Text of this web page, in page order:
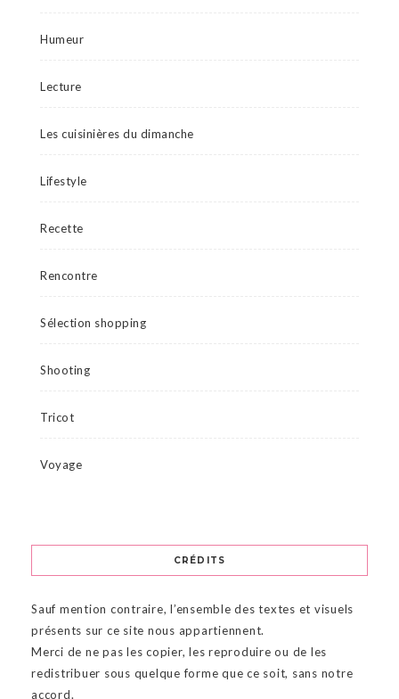
Humeur
Lecture
Les cuisinières du dimanche
Lifestyle
Recette
Rencontre
Sélection shopping
Shooting
Tricot
Voyage
CRÉDITS
Sauf mention contraire, l’ensemble des textes et visuels
présents sur ce site nous appartiennent.
Merci de ne pas les copier, les reproduire ou de les
redistribuer sous quelque forme que ce soit, sans notre
accord.